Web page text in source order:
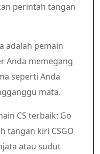
perintah tangan
adalah pemain
Anda memegang
seperti Anda
mata.
CS terbaik: Go
tangan kiri CSGO
atau sudut